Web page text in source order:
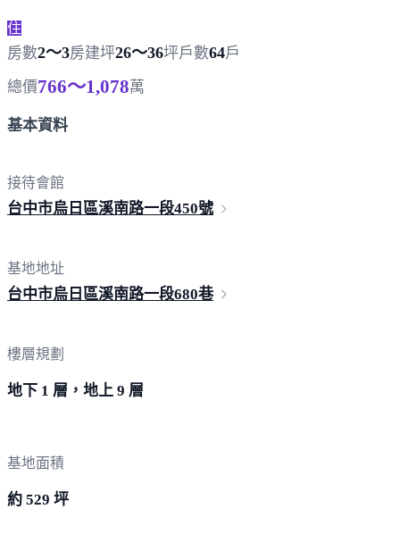
住
房數2～3房建坪26～36坪戶數64戶
總價766～1,078萬
基本資料
接待會館
台中市烏日區溪南路一段450號
基地地址
台中市烏日區溪南路一段680巷
樓層規劃
地下 1 層，地上 9 層
基地面積
約 529 坪